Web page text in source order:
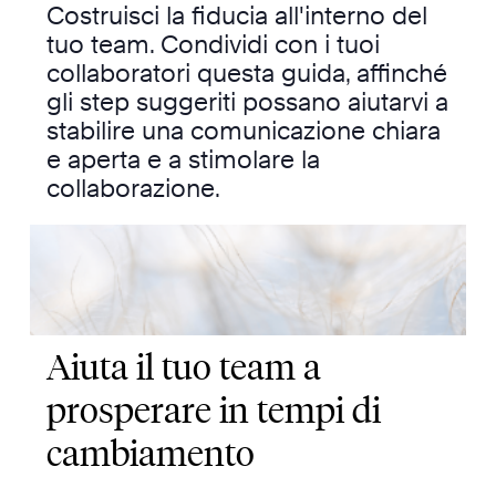
Costruisci la fiducia all'interno del
tuo team. Condividi con i tuoi
collaboratori questa guida, affinché
gli step suggeriti possano aiutarvi a
stabilire una comunicazione chiara
e aperta e a stimolare la
collaborazione.
Aiuta il tuo team a
prosperare in tempi di
cambiamento